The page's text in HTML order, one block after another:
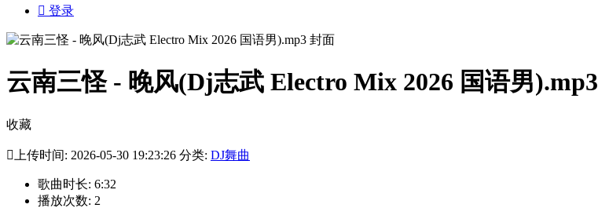
 登录
云南三怪 - 晚风(Dj志武 Electro Mix 2026 国语男).mp3
收藏
 上传时间: 2026-05-30 19:23:26 分类: DJ舞曲
歌曲时长: 6:32
播放次数: 2